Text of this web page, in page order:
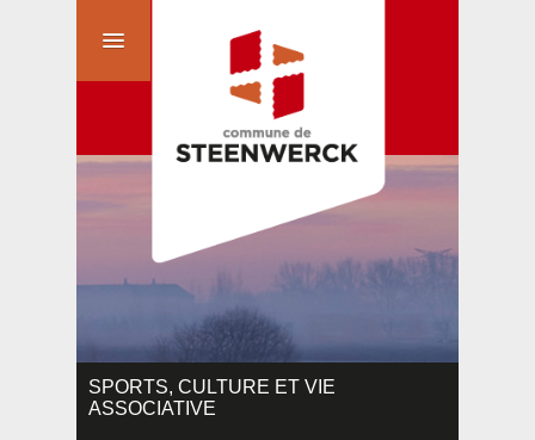
SPORTS, CULTURE ET VIE
ASSOCIATIVE